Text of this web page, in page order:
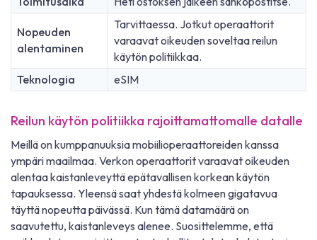
Nopeuden
alentaminen
Tarvittaessa. Jotkut operaattorit
varaavat oikeuden soveltaa reilun
käytön politiikkaa.
Teknologia
eSIM
Reilun käytön politiikka rajoittamattomalle datalle
Meillä on kumppanuuksia mobiilioperaattoreiden kanssa
ympäri maailmaa. Verkon operaattorit varaavat oikeuden
alentaa kaistanleveyttä epätavallisen korkean käytön
tapauksessa. Yleensä saat yhdestä kolmeen gigatavua
täyttä nopeutta päivässä. Kun tämä datamäärä on
saavutettu, kaistanleveys alenee. Suosittelemme, että